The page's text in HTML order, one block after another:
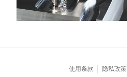
使用条款 隐私政策